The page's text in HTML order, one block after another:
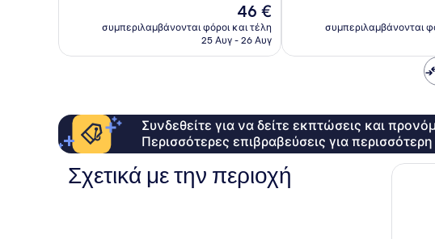
σχόλια
Η
τιμή
είναι
46 €
συμπεριλαμβάνονται φόροι και τέλη
25 Αυγ - 26 Αυγ
συμπεριλαμβάνονται
Συνδεθείτε για να δείτε εκπτώσεις και
Περισσότερες επιβραβεύσεις για περισσότερη
Σχετικά με την περιοχή